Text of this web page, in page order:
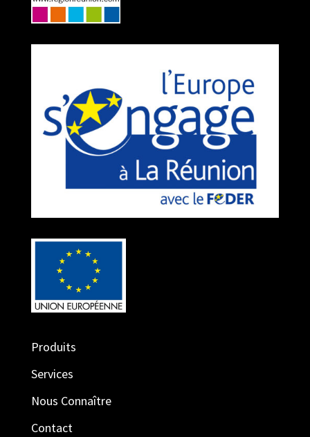
Produits
Services
Nous Connaître
Contact